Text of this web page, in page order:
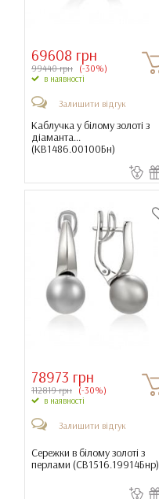
69608 грн
99440 грн (-30%)
в наявності
Залишити відгук
Каблучка у білому золоті з
діаманта...
(КВ1486.00100Бн)
78973 грн
112819 грн (-30%)
в наявності
Залишити відгук
Сережки в білому золоті з
перлами (СВ1516.19914Бнр)